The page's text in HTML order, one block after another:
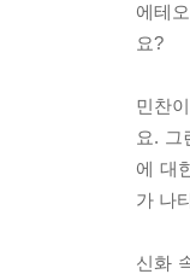
에테
요?
민찬
요. 그
에 대
가 나
신화